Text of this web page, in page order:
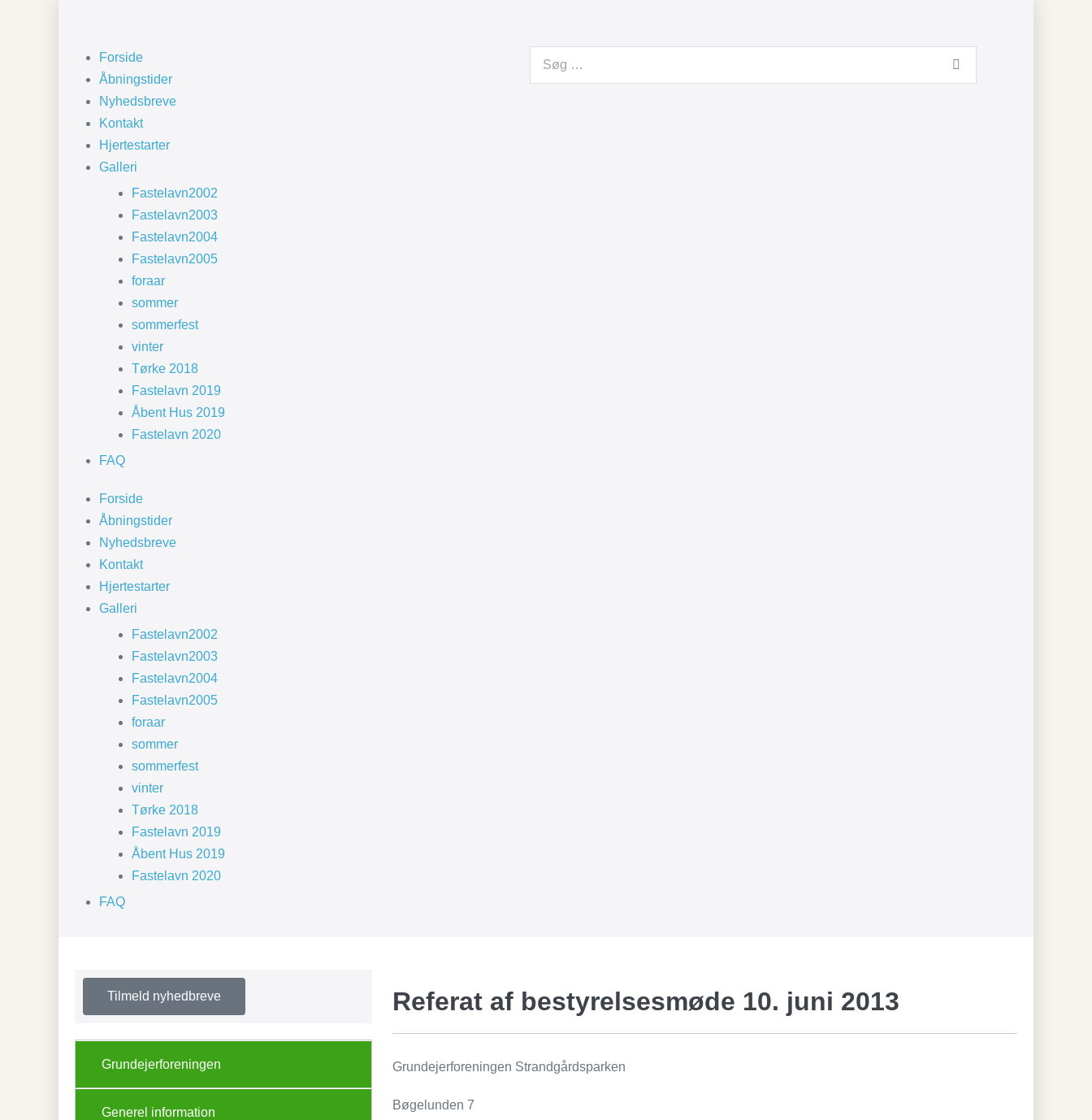
Forside
Åbningstider
Nyhedsbreve
Kontakt
Hjertestarter
Galleri
Fastelavn2002
Fastelavn2003
Fastelavn2004
Fastelavn2005
foraar
sommer
sommerfest
vinter
Tørke 2018
Fastelavn 2019
Åbent Hus 2019
Fastelavn 2020
FAQ
Forside
Åbningstider
Nyhedsbreve
Kontakt
Hjertestarter
Galleri
Fastelavn2002
Fastelavn2003
Fastelavn2004
Fastelavn2005
foraar
sommer
sommerfest
vinter
Tørke 2018
Fastelavn 2019
Åbent Hus 2019
Fastelavn 2020
FAQ
Tilmeld nyhedbreve
Grundejerforeningen
Generel information
Referat af bestyrelsesmøde 10. juni 2013
Grundejerforeningen Strandgårdsparken
Bøgelunden 7